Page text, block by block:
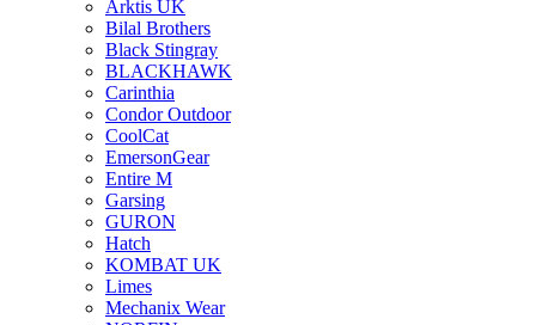
Arktis UK
Bilal Brothers
Black Stingray
BLACKHAWK
Carinthia
Condor Outdoor
CoolCat
EmersonGear
Entire M
Garsing
GURON
Hatch
KOMBAT UK
Limes
Mechanix Wear